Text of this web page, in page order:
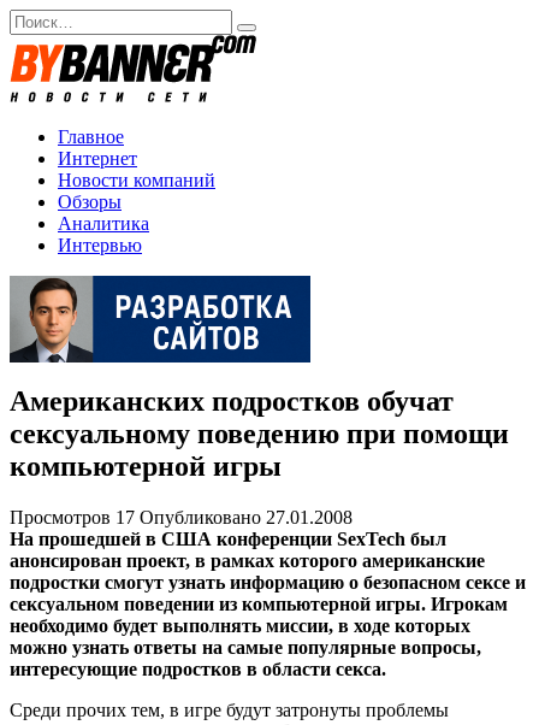
Перейти
к
содержанию
Search
for:
Главное
Интернет
Новости компаний
Обзоры
Аналитика
Интервью
Американских подростков обучат
сексуальному поведению при помощи
компьютерной игры
Просмотров 17 Опубликовано 27.01.2008
На прошедшей в США конференции SexTech был
анонсирован проект, в рамках которого американские
подростки смогут узнать информацию о безопасном сексе и
сексуальном поведении из компьютерной игры. Игрокам
необходимо будет выполнять миссии, в ходе которых
можно узнать ответы на самые популярные вопросы,
интересующие подростков в области секса.
Среди прочих тем, в игре будут затронуты проблемы